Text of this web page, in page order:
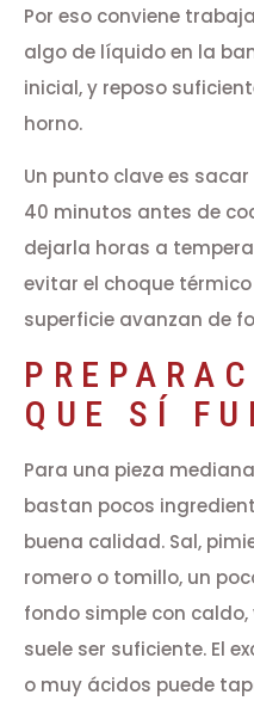
Por eso conviene
algo de líquido en la
inicial, y reposo
horno.
Un punto clave es
40 minutos antes de
dejarla horas a
evitar el choque
superficie avanzan de
QUE SÍ
Para una pieza
bastan pocos
buena calidad. Sal,
romero o tomillo, un
fondo simple con
suele ser suficiente. El
o muy ácidos puede